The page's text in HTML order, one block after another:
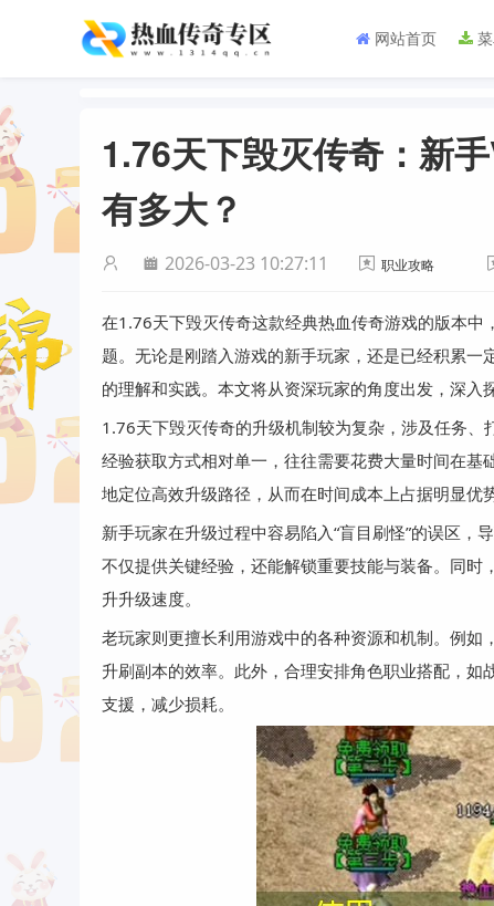
网站首页
1.76天下毁灭传奇：新
有多大？
2026-03-23 10:27:11 职业攻略
在1.76天下毁灭传奇这款经典热血传奇游戏的版本
题。无论是刚踏入游戏的新手玩家，还是已经积累
的理解和实践。本文将从资深玩家的角度出发，深入
1.76天下毁灭传奇的升级机制较为复杂，涉及任务、
经验获取方式相对单一，往往需要花费大量时间在
地定位高效升级路径，从而在时间成本上占据明显优势
新手玩家在升级过程中容易陷入“盲目刷怪”的误区
不仅提供关键经验，还能解锁重要技能与装备。同
升升级速度。
老玩家则更擅长利用游戏中的各种资源和机制。例
升刷副本的效率。此外，合理安排角色职业搭配，
支援，减少损耗。